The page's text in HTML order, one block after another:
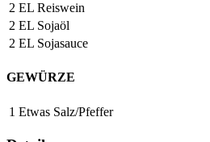
2 EL Reiswein
2 EL Sojaöl
2 EL Sojasauce
GEWÜRZE
1 Etwas Salz/Pfeffer